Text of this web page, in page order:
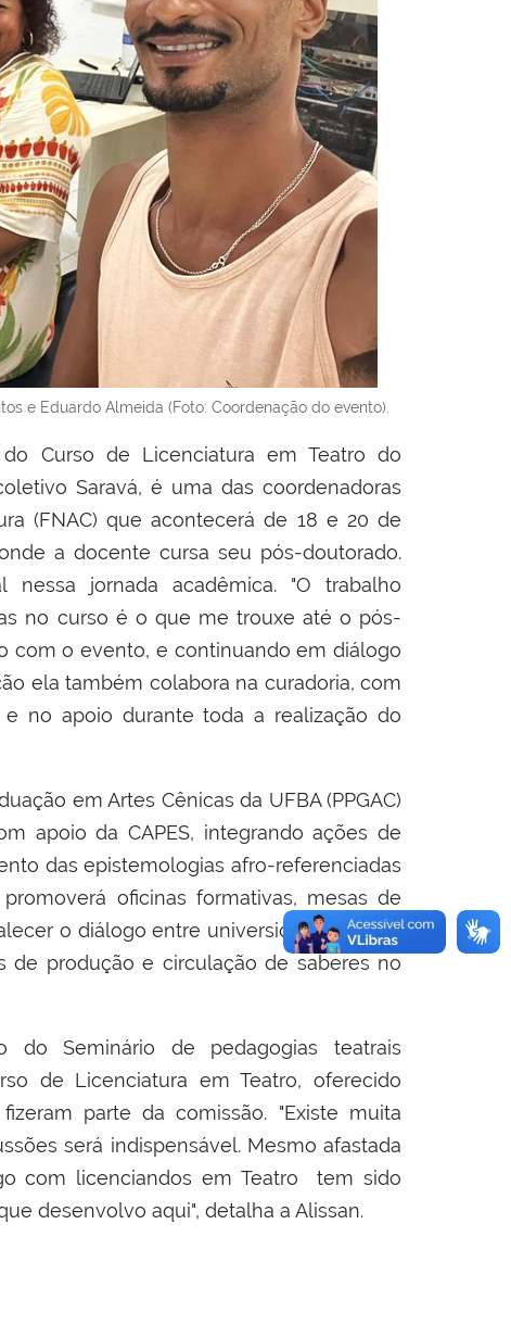
e Eduardo Almeida (Foto: Coordenação do evento).
Curso de Licenciatura em Teatro do
Saravá, é uma das coordenadoras
(FNAC) que acontecerá de 18 e 20 de
a docente cursa seu pós-doutorado.
jornada acadêmica. "O trabalho
no curso é o que me trouxe até o pós-
com o evento, e continuando em diálogo
ela também colabora na curadoria, com
no apoio durante toda a realização do
em Artes Cênicas da UFBA (PPGAC)
apoio da CAPES, integrando ações de
das epistemologias afro-referenciadas
oficinas formativas, mesas de
o diálogo entre universidade, artistas
de produção e circulação de saberes no
Seminário de pedagogias teatrais
de Licenciatura em Teatro, oferecido
parte da comissão. "Existe muita
será indispensável. Mesmo afastada
com licenciandos em Teatro tem sido
desenvolvo aqui", detalha a Alissan.